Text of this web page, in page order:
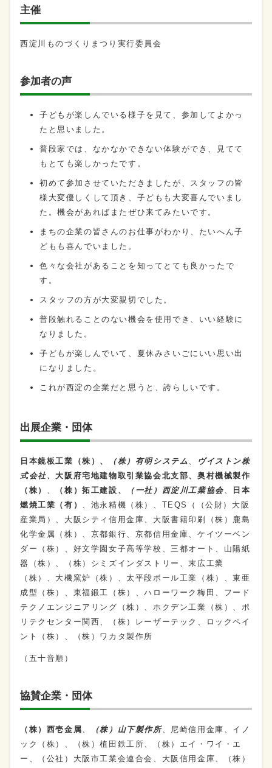
主催
西淀川ものづくりまつり実行委員会
参加者の声
子どもが楽しんでいる様子を見て、参加してよかっ
たと思いました。
普段家では、なかなかできない体験ができ、見てて
もとても楽しかったです。
初めて参加させていただきましたが、スタッフの皆
様大変優しくして頂き、子どもも大変喜んでいまし
た。機会があればまたぜひ来てみたいです。
まちの企業の皆さんのお仕事がわかり、たいへん子
どもも喜んでいました。
色々な会社があることを知ってとても良かったで
す。
スタッフの方が大変親切でした。
普段触れることのない機会を使用でき、いい経験に
なりました。
子どもが楽しんでいて、夏休みさいごにいい思い出
になりました。
これが西淀の企業だと思うと、誇らしいです。
出展企業・団体
日本鏡板工業（株）、 （株）有明システム、
ヴイストン株
式会社、大阪府宅地建物取引業協会北支部、奥村機械製作
（株） 、 （株）拓工建設、 （一社）西淀川工業協会、
日本
燃焼工業（有） 、池永精機（株）、TEQS（（公財）大阪
産業局）、大阪シティ信用金庫、大阪書籍印刷（株）鹿島
化学金属（株）、京都銀行、京都信用金庫、ケイツーベン
ダー（株）、好文学園女子高等学校、三都オート、山陽紙
器（株）、（株）シミズインダストリー、末広工業
（株）、大機窯炉（株）、太平段ボール工業（株）、東亜
成型（株）、東福鍛工（株）、ハローワーク梅田、フード
テクノエンジニアリング（株）、ホクデン工業（株）、ポ
リテクセンター関西、（株）レーザーテック、ロックペイ
ント（株）、（株）ワカタ製作所
（五十音順）
協賛企業・団体
（株）西壱金属、 （株）山下製作所、尼崎信用金庫、イノ
ック（株）、（株）植田鉄工所、（株）エイ・ワイ・エ
ー、（公社）大阪市工業会連合会、大阪信用金庫、（株）